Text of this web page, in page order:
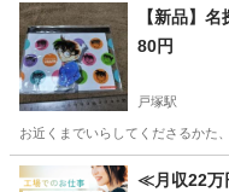
【新品】
80円
戸塚駅
お近くまでいらしてくださるかた
神奈川 横浜市 戸塚駅
≪月収22万